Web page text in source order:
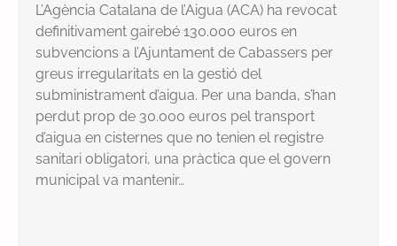
L’Agència Catalana de l’Aigua (ACA) ha revocat
definitivament gairebé 130.000 euros en
subvencions a l’Ajuntament de Cabassers per
greus irregularitats en la gestió del
subministrament d’aigua. Per una banda, s’han
perdut prop de 30.000 euros pel transport
d’aigua en cisternes que no tenien el registre
sanitari obligatori, una pràctica que el govern
municipal va mantenir…